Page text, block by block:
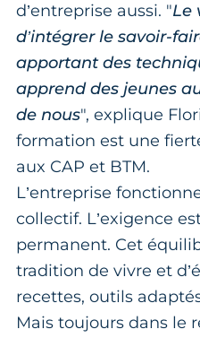
d’entreprise aussi. "Le
d’intégrer le savoir-
apportant des
apprend des jeunes
de nous", explique
formation est une
aux CAP et BTM.
L’entreprise
collectif. L’exigence
permanent. Cet
tradition de vivre et
recettes, outils
Mais toujours dans le